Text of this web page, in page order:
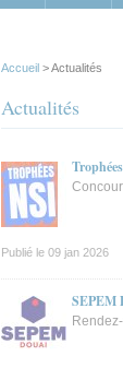
Accueil > Actualités
Actualités
Publié le 09 jan 2026
SEPEM